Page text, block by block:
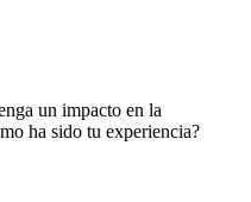
un impacto en la
ha sido tu experiencia?